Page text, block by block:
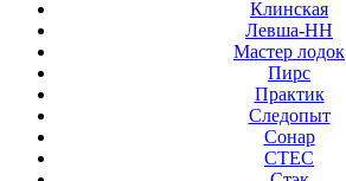
Клинская
Левша-НН
Мастер лодок
Пирс
Практик
Следопыт
Сонар
СТЕС